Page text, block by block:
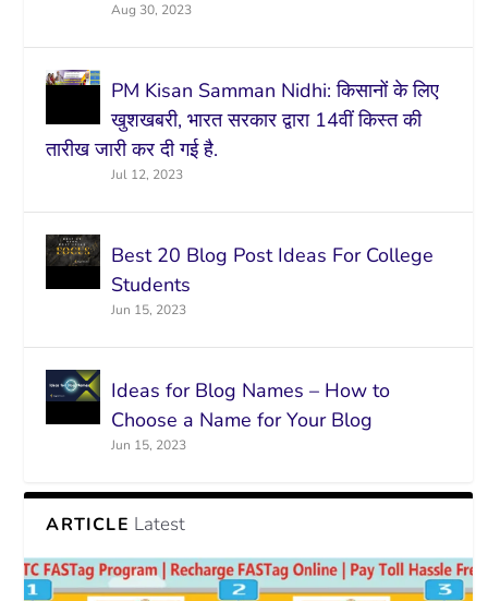
Aug 30, 2023
PM Kisan Samman Nidhi: किसानों के लिए
खुशखबरी, भारत सरकार द्वारा 14वीं किस्त की
तारीख जारी कर दी गई है.
Jul 12, 2023
Best 20 Blog Post Ideas For College
Students
Jun 15, 2023
Ideas for Blog Names – How to
Choose a Name for Your Blog
Jun 15, 2023
ARTICLE Latest